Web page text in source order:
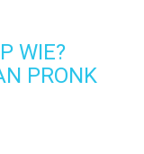
WIE?
PRONK